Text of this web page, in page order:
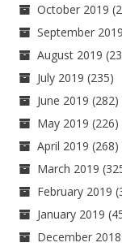
October 2019
September 2019
August 2019
July 2019 (235)
June 2019 (282)
May 2019 (226)
April 2019 (268)
March 2019
February 2019
January 2019
December 2018